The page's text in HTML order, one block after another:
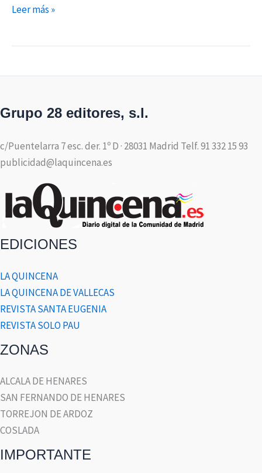
Leer más »
Grupo 28 editores, s.l.
c/Puentelarra 7 esc. der. 1º D · 28031 Madrid Telf. 91 332 15 93
publicidad@laquincena.es
EDICIONES
LA QUINCENA
LA QUINCENA DE VALLECAS
REVISTA SANTA EUGENIA
REVISTA SOLO PAU
ZONAS
ALCALA DE HENARES
SAN FERNANDO DE HENARES
TORREJON DE ARDOZ
COSLADA
IMPORTANTE